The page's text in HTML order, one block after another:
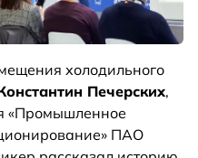
холодильного
Печерских,
«Промышленное
ПАО